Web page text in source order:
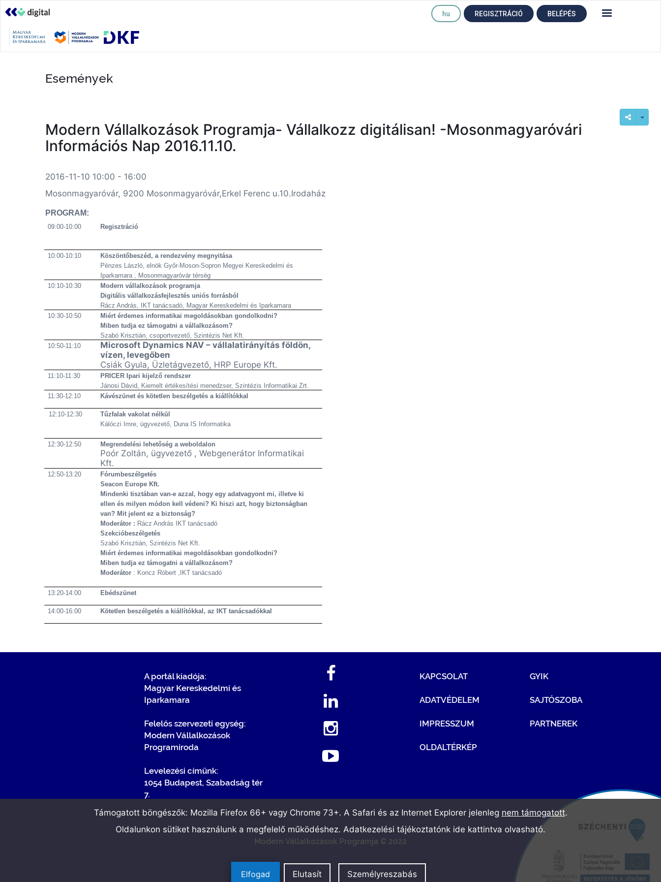
hu REGISZTRÁCIÓ BELÉPÉS
Események
Modern Vállalkozások Programja- Vállalkozz digitálisan! -Mosonmagyaróvári
Információs Nap 2016.11.10.
2016-11-10 10:00 - 16:00
Mosonmagyaróvár, 9200 Mosonmagyaróvár,Erkel Ferenc u.10.Irodaház
PROGRAM:
09:00-10:00 Regisztráció
10:00-10:10
Köszöntőbeszéd, a rendezvény megnyitása
Pénzes László, elnök Győr-Moson-Sopron Megyei Kereskedelmi és
Iparkamara , Mosonmagyaróvár térség
10:10-10:30
Modern vállalkozások programja
Digitális vállalkozásfejlesztés uniós forrásból
Rácz András, IKT tanácsadó, Magyar Kereskedelmi és Iparkamara
10:30-10:50
Miért érdemes informatikai megoldásokban gondolkodni?
Miben tudja ez támogatni a vállalkozásom?
Szabó Krisztián, csoportvezető, Szintézis Net Kft.
10:50-11:10
Microsoft Dynamics NAV – vállalatirányítás földön,
vízen, levegőben
Csiák Gyula, Üzletágvezető, HRP Europe Kft.
11:10-11:30
PRICER Ipari kijelző rendszer
Jánosi Dávid, Kiemelt értékesítési menedzser, Szintézis Informatikai Zrt.
11:30-12:10
Kávészünet és kötetlen beszélgetés a kiállítókkal
12:10-12:30
Tűzfalak vakolat nélkül
Kálóczi Imre, ügyvezető, Duna IS Informatika
12:30-12:50 Megrendelési lehetőség a weboldalon
Poór Zoltán, ügyvezető , Webgenerátor Informatikai
Kft.
12:50-13:20
Fórumbeszélgetés
Seacon Europe Kft.
Mindenki tisztában van-e azzal, hogy egy adatvagyont mi, illetve ki
ellen és milyen módon kell védeni? Ki hiszi azt, hogy biztonságban
van? Mit jelent ez a biztonság?
Moderátor : Rácz András IKT tanácsadó
Szekcióbeszélgetés
Szabó Krisztián, Szintézis Net Kft.
Miért érdemes informatikai megoldásokban gondolkodni?
Miben tudja ez támogatni a vállalkozásom?
Moderátor : Koncz Róbert ,IKT tanácsadó
13:20-14:00 Ebédszünet
14:00-16:00 Kötetlen beszélgetés a kiállítókkal, az IKT tanácsadókkal
A portál kiadója:
Magyar Kereskedelmi és
Iparkamara
Felelős szervezeti egység:
Modern Vállalkozások
Programiroda
Levelezési címünk:
1054 Budapest, Szabadság tér
7.
KAPCSOLAT
ADATVÉDELEM
IMPRESSZUM
OLDALTÉRKÉP
GYIK
SAJTÓSZOBA
PARTNEREK
Modern Vállalkozások Programja © 2022
Támogatott böngészők: Mozilla Firefox 66+ vagy Chrome 73+. A Safari és az Internet Explorer jelenleg nem támogatott.
Oldalunkon sütiket használunk a megfelelő működéshez. Adatkezelési tájékoztatónk ide kattintva olvasható.
Elfogad Elutasít Személyreszabás